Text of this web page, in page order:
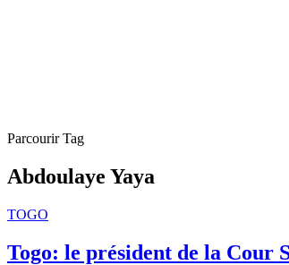
Parcourir Tag
Abdoulaye Yaya
TOGO
Togo: le président de la Cour